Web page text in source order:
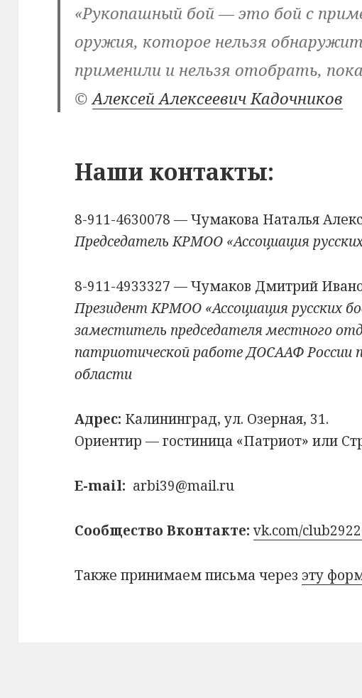
«Рукопашный бой — это бой с
оружия, которое нельзя
применили и нельзя отобрать,
©Алексей Алексеевич Кадочников
Наши контакты:
8-911-4630078 — Чумакова Наталья
Председатель КРМОО «Ассоциация
8-911-4933327 — Чумаков Дмитрий
Президент КРМОО «Ассоциация русских
заместитель председателя местного
патриотической работе ДОСААФ России
области
Адрес: Калининград, ул. Озерная, 31.
Ориентир — гостиница «Патриот» или
E-mail: arbi39@mail.ru
Cообщество Вконтакте:vk.com/
Также принимаем письма через эту